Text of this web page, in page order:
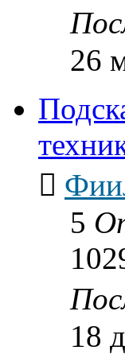
26
5
18